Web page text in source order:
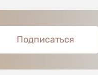
Подписаться